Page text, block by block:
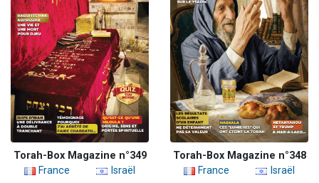
Torah-Box Magazine n°349
France
Israël
Torah-Box Magazine n°348
France
Israël